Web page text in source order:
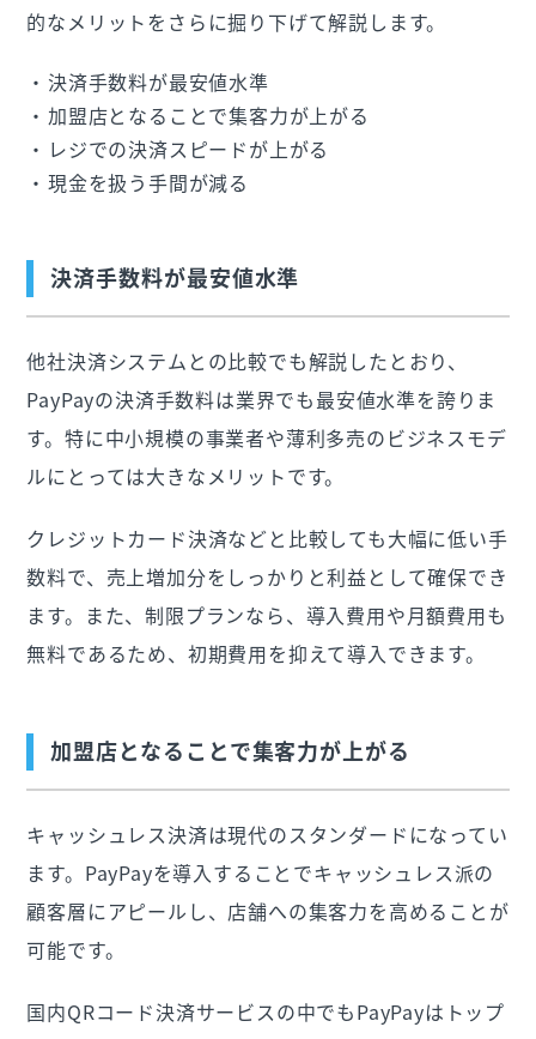
的なメリットをさらに掘り下げて解説します。
決済手数料が最安値水準
加盟店となることで集客力が上がる
レジでの決済スピードが上がる
現金を扱う手間が減る
決済手数料が最安値水準
他社決済システムとの比較でも解説したとおり、
PayPayの決済手数料は業界でも最安値水準を誇りま
す。特に中小規模の事業者や薄利多売のビジネスモデ
ルにとっては大きなメリットです。
クレジットカード決済などと比較しても大幅に低い手
数料で、売上増加分をしっかりと利益として確保でき
ます。また、制限プランなら、導入費用や月額費用も
無料であるため、初期費用を抑えて導入できます。
加盟店となることで集客力が上がる
キャッシュレス決済は現代のスタンダードになってい
ます。PayPayを導入することでキャッシュレス派の
顧客層にアピールし、店舗への集客力を高めることが
可能です。
国内QRコード決済サービスの中でもPayPayはトップ